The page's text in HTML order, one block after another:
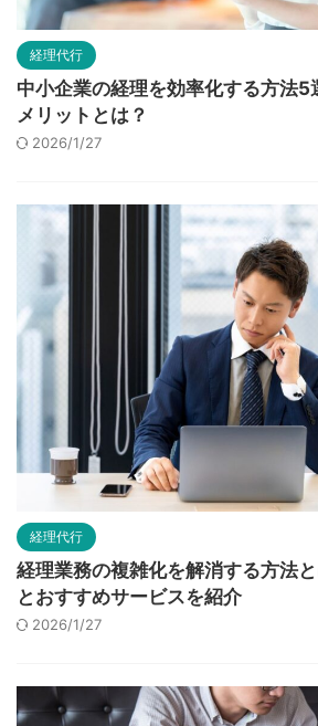
経理代行
中小企業の経理を効率化する方法5
メリットとは？
2026/1/27
経理代行
経理業務の複雑化を解消する方法
とおすすめサービスを紹介
2026/1/27